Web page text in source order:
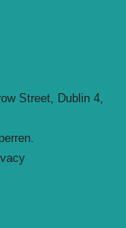
Street, Dublin 4,